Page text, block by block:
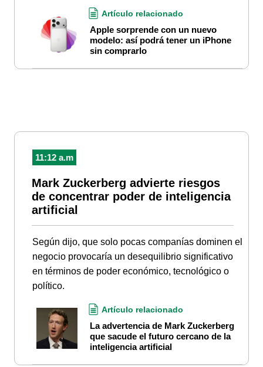
Artículo relacionado
Apple sorprende con un nuevo
modelo: así podrá tener un iPhone
sin comprarlo
11:12 a.m
Mark Zuckerberg advierte riesgos
de concentrar poder de inteligencia
artificial
Según dijo, que solo pocas companías dominen el
negocio provocaría un desequilibrio significativo
en términos de poder económico, tecnológico o
político.
Artículo relacionado
La advertencia de Mark Zuckerberg
que sacude el futuro cercano de la
inteligencia artificial